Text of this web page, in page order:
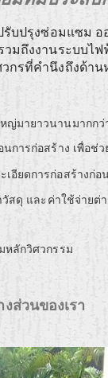
รับปรุงซ่อมแซ
มถึงงานระบบไ
กรที่คำนึงถึงด้าน
มายาวนานมากกว่
ารก่อสร้าง เพื่อช่
อียดการก่อสร้างก่อ
สดุ และค่าใช้จ่าย
หลักวิศวกรรม
ส่วนของเรา